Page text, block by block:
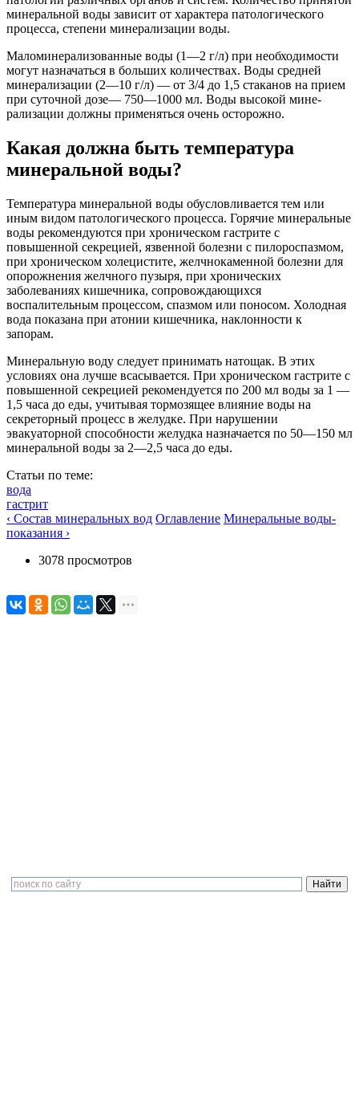
минеральной воды зависит от характера патологиче­ского
процесса, степени минерализации воды.
Маломине­рализованные воды (1—2 г/л) при необходимости
могут назначаться в больших количествах. Воды средней
минера­лизации (2—10 г/л) — от 3/4 до 1,5 стаканов на прием
при суточной дозе— 750—1000 мл. Воды высокой мине­
рализации должны применяться очень осторожно.
Какая должна быть температура
минеральной воды?
Температура минеральной воды обусловливается тем или
иным ви­дом патологического процесса. Горячие минеральные
воды рекомендуются при хроническом гастрите с
повышенной сек­рецией, язвенной болезни с пилороспазмом,
при хроническом холецистите, желчнокамен­ной болезни для
опорожнения желчного пу­зыря, при хронических
заболеваниях кишеч­ника, сопровождающихся
воспалительным процессом, спазмом или поносом. Холодная
вода показана при атонии кишечника, на­клонности к
запорам.
Минеральную воду следует принимать на­тощак. В этих
условиях она лучше всасыва­ется. При хроническом гастрите с
повышен­ной секрецией рекомендуется по 200 мл воды за 1 —
1,5 часа до еды, учитывая тормозящее влияние воды на
секреторный процесс в желудке. При на­рушении
эвакуаторной способности желудка назначается по 50—150 мл
минеральной воды за 2—2,5 часа до еды.
Статьи по теме:
вода
гастрит
‹ Состав минеральных вод Оглавление Минеральные воды-
показания ›
3078 просмотров